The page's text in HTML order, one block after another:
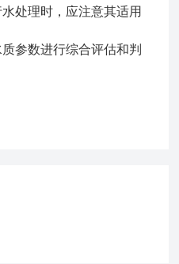
处理时，应注意其适用
参数进行综合评估和判